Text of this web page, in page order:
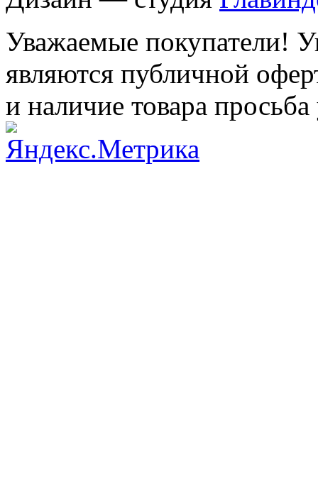
Уважаемые покупатели!
являются публичной
и наличие товара